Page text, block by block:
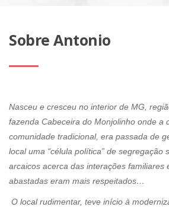
Sobre Antonio
Nasceu e cresceu no interior de MG,
fazenda Cabeceira do Monjolinho onde a
comunidade tradicional, era passada de
local uma “célula política” de segregação
arcaicos acerca das interações familiares
abastadas eram mais respeitados…
O local rudimentar, teve início à